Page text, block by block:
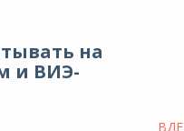
на
и ВИЭ-
ВДЕ